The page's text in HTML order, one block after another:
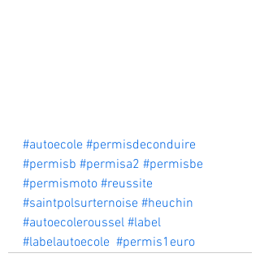
#autoecole #permisdeconduire
#permisb #permisa2 #permisbe
#permismoto #reussite
#saintpolsurternoise #heuchin
#autoecoleroussel #label
#labelautoecole #permis1euro